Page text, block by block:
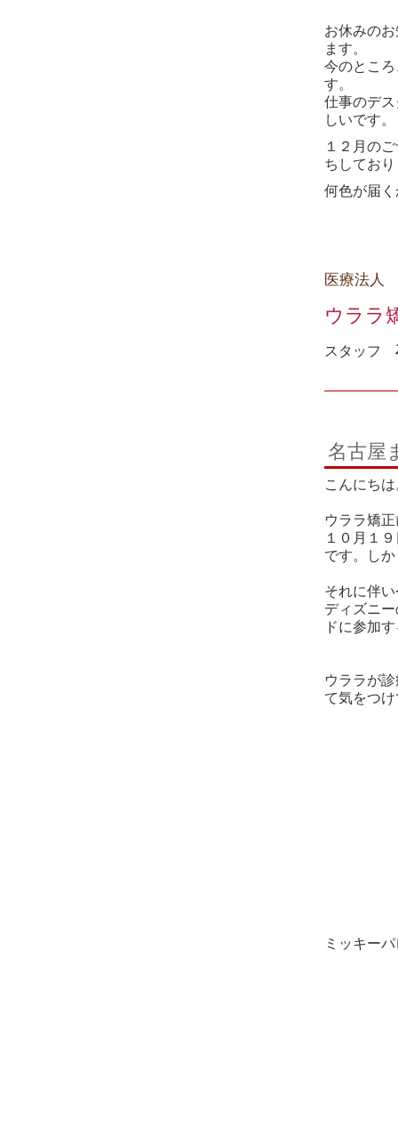
お休みの
ます。
今のとこ
す。
仕事のデ
しいです。
１２月の
ちしてお
何色が届
医療法人
ウララ
スタッフ
名古屋
こんにち
ウララ矯
１０月１
です。し
それに伴
ディズニ
ドに参加
ウララが
て気をつ
ミッキー